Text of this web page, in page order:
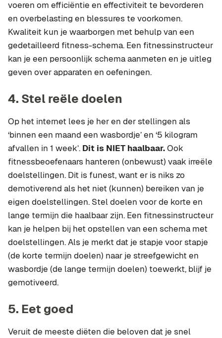
voeren om efficiëntie en effectiviteit te bevorderen
en overbelasting en blessures te voorkomen.
Kwaliteit kun je waarborgen met behulp van een
gedetailleerd fitness-schema. Een fitnessinstructeur
kan je een persoonlijk schema aanmeten en je uitleg
geven over apparaten en oefeningen.
4. Stel reële doelen
Op het internet lees je her en der stellingen als
‘binnen een maand een wasbordje’ en ‘5 kilogram
afvallen in 1 week’. Dit is NIET haalbaar.Ook
fitnessbeoefenaars hanteren (onbewust) vaak irreële
doelstellingen. Dit is funest, want er is niks zo
demotiverend als het niet (kunnen) bereiken van je
eigen doelstellingen. Stel doelen voor de korte en
lange termijn die haalbaar zijn. Een fitnessinstructeur
kan je helpen bij het opstellen van een schema met
doelstellingen. Als je merkt dat je stapje voor stapje
(de korte termijn doelen) naar je streefgewicht en
wasbordje (de lange termijn doelen) toewerkt, blijf je
gemotiveerd.
5. Eet goed
Veruit de meeste diëten die beloven dat je snel